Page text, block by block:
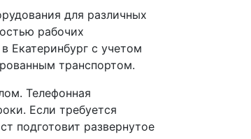
для различных
рабочих
Екатеринбург с учетом
транспортом.
Телефонная
Если требуется
подготовит развернутое